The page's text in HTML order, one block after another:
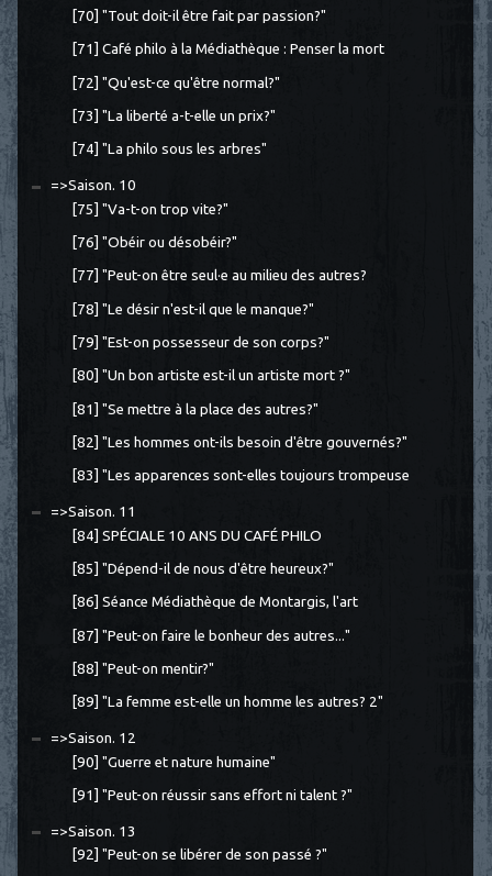
[70] "Tout doit-il être fait par passion?"
[71] Café philo à la Médiathèque : Penser la mort
[72] "Qu'est-ce qu'être normal?"
[73] "La liberté a-t-elle un prix?"
[74] "La philo sous les arbres"
=>Saison. 10
[75] "Va-t-on trop vite?"
[76] "Obéir ou désobéir?"
[77] "Peut-on être seul·e au milieu des autres?
[78] "Le désir n'est-il que le manque?"
[79] "Est-on possesseur de son corps?"
[80] "Un bon artiste est-il un artiste mort ?"
[81] "Se mettre à la place des autres?"
[82] "Les hommes ont-ils besoin d'être gouvernés?"
[83] "Les apparences sont-elles toujours trompeuse
=>Saison. 11
[84] SPÉCIALE 10 ANS DU CAFÉ PHILO
[85] "Dépend-il de nous d'être heureux?"
[86] Séance Médiathèque de Montargis, l'art
[87] "Peut-on faire le bonheur des autres..."
[88] "Peut-on mentir?"
[89] "La femme est-elle un homme les autres? 2"
=>Saison. 12
[90] "Guerre et nature humaine"
[91] "Peut-on réussir sans effort ni talent ?"
=>Saison. 13
[92] "Peut-on se libérer de son passé ?"